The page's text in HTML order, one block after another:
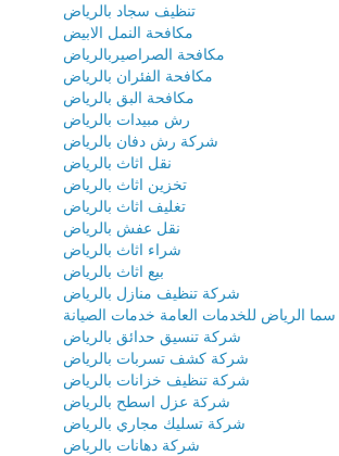
تنظيف سجاد بالرياض
مكافحة النمل الابيض
مكافحة الصراصيربالرياض
مكافحة الفئران بالرياض
مكافحة البق بالرياض
رش مبيدات بالرياض
شركة رش دفان بالرياض
نقل اثاث بالرياض
تخزين اثاث بالرياض
تغليف اثاث بالرياض
نقل عفش بالرياض
شراء اثاث بالرياض
بيع اثاث بالرياض
شركة تنظيف منازل بالرياض
سما الرياض للخدمات العامة خدمات الصيانة
شركة تنسيق حدائق بالرياض
شركة كشف تسربات بالرياض
شركة تنظيف خزانات بالرياض
شركة عزل اسطح بالرياض
شركة تسليك مجاري بالرياض
شركة دهانات بالرياض